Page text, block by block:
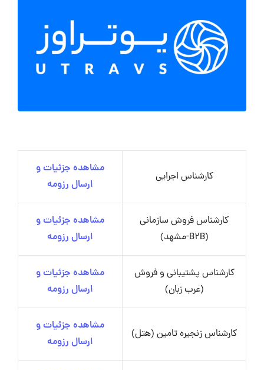
کارشناس اجرایی
مشاهده جزئیات و
ارسال رزومه
کارشناس فروش سازمانی
(B2B-مشهد)
مشاهده جزئیات و
ارسال رزومه
کارشناس پشتیبانی و فروش
(عرب زبان)
مشاهده جزئیات و
ارسال رزومه
کارشناس زنجیره تامین (هتل)
مشاهده جزئیات و
ارسال رزومه